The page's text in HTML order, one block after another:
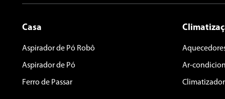
Casa
Aspirador de Pó Robô
Aspirador de Pó
Ferro de Passar
Ar-